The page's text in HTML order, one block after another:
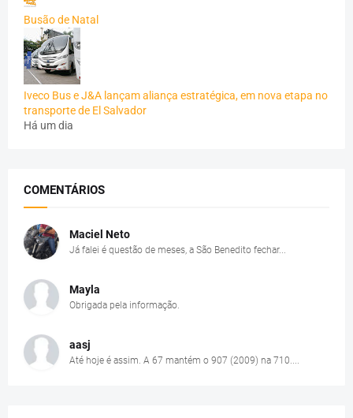
Busão de Natal
Iveco Bus e J&A lançam aliança estratégica, em nova etapa no
transporte de El Salvador
Há um dia
COMENTÁRIOS
Maciel Neto
Já falei é questão de meses, a São Benedito fechar...
Mayla
Obrigada pela informação.
aasj
Até hoje é assim. A 67 mantém o 907 (2009) na 710....